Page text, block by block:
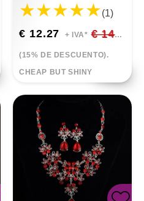
(1)
€ 12.27 + IVA* € 14.44
(15% DE DESCUENTO).
CHEAP BUT SHINY